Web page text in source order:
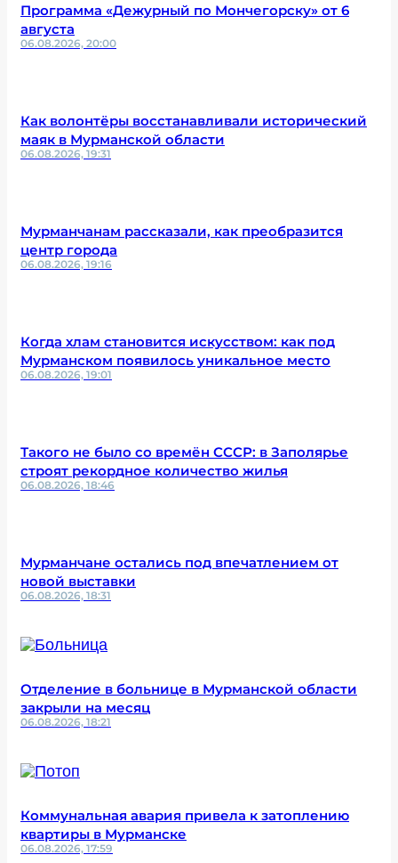
Программа «Дежурный по Мончегорску» от 6
августа
06.08.2026, 20:00
Как волонтёры восстанавливали исторический
маяк в Мурманской области
06.08.2026, 19:31
Мурманчанам рассказали, как преобразится
центр города
06.08.2026, 19:16
Когда хлам становится искусством: как под
Мурманском появилось уникальное место
06.08.2026, 19:01
Такого не было со времён СССР: в Заполярье
строят рекордное количество жилья
06.08.2026, 18:46
Мурманчане остались под впечатлением от
новой выставки
06.08.2026, 18:31
Отделение в больнице в Мурманской области
закрыли на месяц
06.08.2026, 18:21
Коммунальная авария привела к затоплению
квартиры в Мурманске
06.08.2026, 17:59